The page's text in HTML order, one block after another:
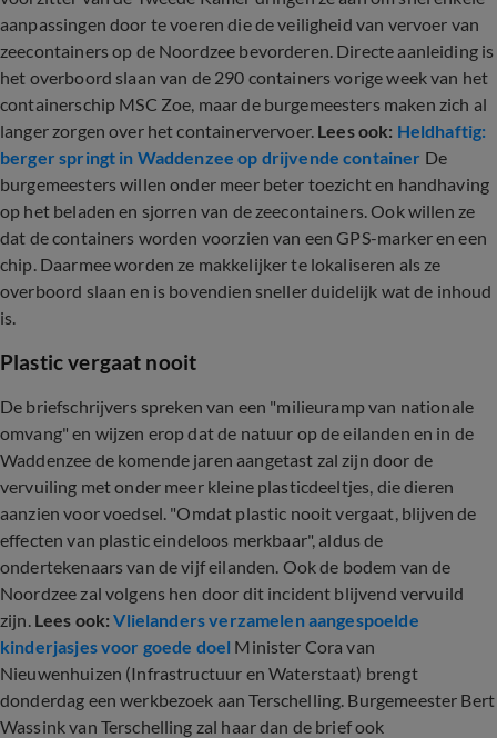
aanpassingen door te voeren die de veiligheid van vervoer van
zeecontainers op de Noordzee bevorderen. Directe aanleiding is
het overboord slaan van de 290 containers vorige week van het
containerschip MSC Zoe, maar de burgemeesters maken zich al
langer zorgen over het containervervoer. Lees ook: Heldhaftig:
berger springt in Waddenzee op drijvende container De
burgemeesters willen onder meer beter toezicht en handhaving
op het beladen en sjorren van de zeecontainers. Ook willen ze
dat de containers worden voorzien van een GPS-marker en een
chip. Daarmee worden ze makkelijker te lokaliseren als ze
overboord slaan en is bovendien sneller duidelijk wat de inhoud
is.
Plastic vergaat nooit
De briefschrijvers spreken van een "milieuramp van nationale
omvang" en wijzen erop dat de natuur op de eilanden en in de
Waddenzee de komende jaren aangetast zal zijn door de
vervuiling met onder meer kleine plasticdeeltjes, die dieren
aanzien voor voedsel. "Omdat plastic nooit vergaat, blijven de
effecten van plastic eindeloos merkbaar", aldus de
ondertekenaars van de vijf eilanden. Ook de bodem van de
Noordzee zal volgens hen door dit incident blijvend vervuild
zijn. Lees ook:Vlielanders verzamelen aangespoelde
kinderjasjes voor goede doel Minister Cora van
Nieuwenhuizen (Infrastructuur en Waterstaat) brengt
donderdag een werkbezoek aan Terschelling. Burgemeester Bert
Wassink van Terschelling zal haar dan de brief ook